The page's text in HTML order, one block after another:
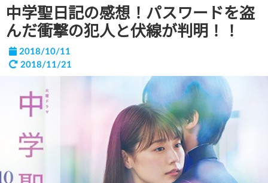
中学聖日記の感想！パスワードを盗
んだ衝撃の犯人と伏線が判明！！
2018/10/11
2018/11/21